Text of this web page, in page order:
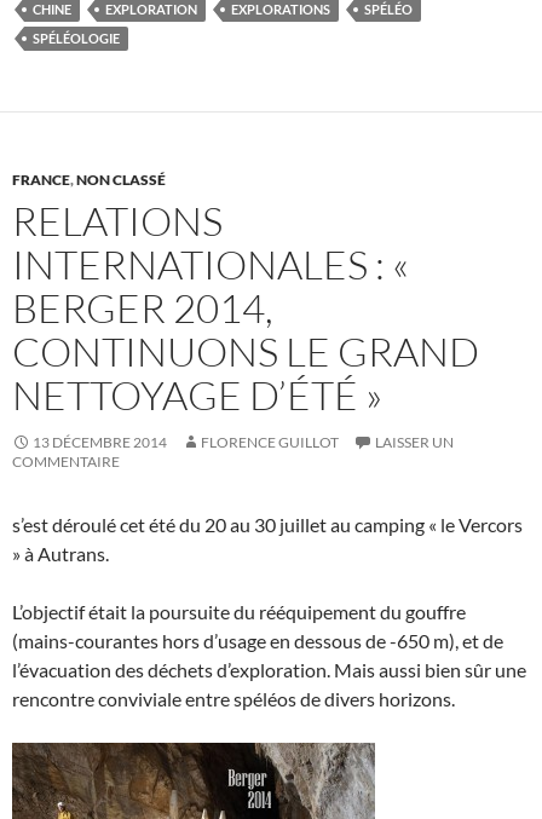
CHINE EXPLORATION EXPLORATIONS
SPÉLÉO
SPÉLÉOLOGIE
FRANCE,NON CLASSÉ
RELATIONS
INTERNATIONALES : «
BERGER 2014,
CONTINUONS LE GRAND
NETTOYAGE D’ÉTÉ »
13 DÉCEMBRE 2014 FLORENCE GUILLOT
LAISSER UN
COMMENTAIRE
s’est déroulé cet été du 20 au 30 juillet au camping « le Vercors
» à Autrans.
L’objectif était la poursuite du rééquipement du gouffre
(mains-courantes hors d’usage en dessous de -650 m), et de
l’évacuation des déchets d’exploration. Mais aussi bien sûr une
rencontre conviviale entre spéléos de divers horizons.